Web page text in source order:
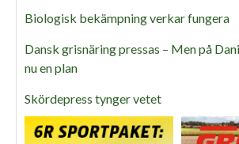
Biologisk bekämpning verkar fungera
Dansk grisnäring pressas – Men på
nu en plan
Skördepress tynger vetet